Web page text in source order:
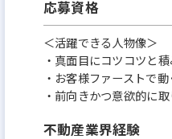
応募資格
＜活躍できる人物像＞
・真面目にコツコツと
・お客様ファーストで
・前向きかつ意欲的に
不動産業界経験